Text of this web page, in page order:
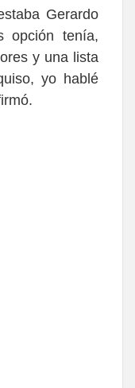
Gerardo
opción tenía,
y una lista
yo hablé